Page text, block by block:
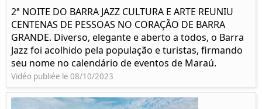
2ª NOITE DO BARRA JAZZ CULTURA E ARTE REUNIU
CENTENAS DE PESSOAS NO CORAÇÃO DE BARRA
GRANDE. Diverso, elegante e aberto a todos, o Barra
Jazz foi acolhido pela população e turistas, firmando
seu nome no calendário de eventos de Maraú.
Vidéo publiée le 08/10/2023